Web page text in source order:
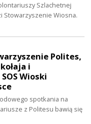
Szlachetnej
Stowarzyszenie Wiosna.
Polites,
i
Wioski
spotkania na
z Politesu bawią się